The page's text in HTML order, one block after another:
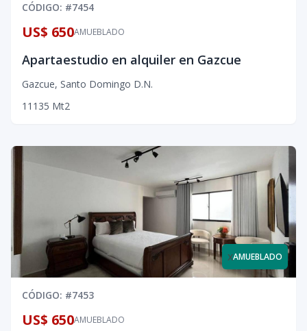
CÓDIGO: #7454
AMUEBLADO
US$ 650
Apartaestudio en alquiler en Gazcue
Gazcue, Santo Domingo D.N.
1 1 1 35 Mt2
xAMUEBLADO
CÓDIGO: #7453
AMUEBLADO
US$ 650